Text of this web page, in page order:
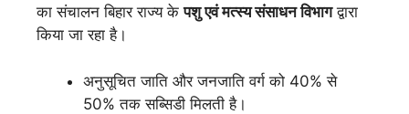
का संचालन बिहार राज्य केपशु एवं मत्स्य संसाधन विभागद्वारा
किया जा रहा है।
अनुसूचित जाति और जनजाति वर्ग को 40% से
50% तक सब्सिडी मिलती है।